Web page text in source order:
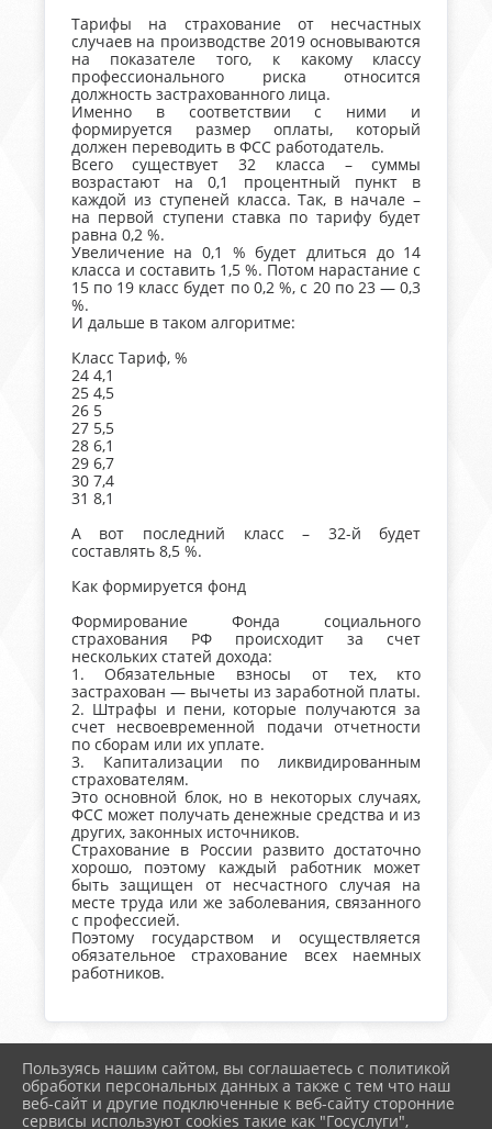
Тарифы на страхование от несчастных
случаев на производстве 2019 основываются
на показателе того, к какому классу
профессионального риска относится
должность застрахованного лица.
Именно в соответствии с ними и
формируется размер оплаты, который
должен переводить в ФСС работодатель.
Всего существует 32 класса – суммы
возрастают на 0,1 процентный пункт в
каждой из ступеней класса. Так, в начале –
на первой ступени ставка по тарифу будет
равна 0,2 %.
Увеличение на 0,1 % будет длиться до 14
класса и составить 1,5 %. Потом нарастание с
15 по 19 класс будет по 0,2 %, с 20 по 23 — 0,3
%.
И дальше в таком алгоритме:
Класс Тариф, %
24 4,1
25 4,5
26 5
27 5,5
28 6,1
29 6,7
30 7,4
31 8,1
А вот последний класс – 32-й будет
составлять 8,5 %.
Как формируется фонд
Формирование Фонда социального
страхования РФ происходит за счет
нескольких статей дохода:
1. Обязательные взносы от тех, кто
застрахован — вычеты из заработной платы.
2. Штрафы и пени, которые получаются за
счет несвоевременной подачи отчетности
по сборам или их уплате.
3. Капитализации по ликвидированным
страхователям.
Это основной блок, но в некоторых случаях,
ФСС может получать денежные средства и из
других, законных источников.
Страхование в России развито достаточно
хорошо, поэтому каждый работник может
быть защищен от несчастного случая на
месте труда или же заболевания, связанного
с профессией.
Поэтому государством и осуществляется
обязательное страхование всех наемных
работников.
2026 г. тимрегион.рф
Вход
Карта сайта
Пользуясь нашим сайтом, вы соглашаетесь с политикой
обработки персональных данных а также с тем что наш
веб-сайт и другие подключенные к веб-сайту сторонние
сервисы используют cookies такие как "Госуслуги",